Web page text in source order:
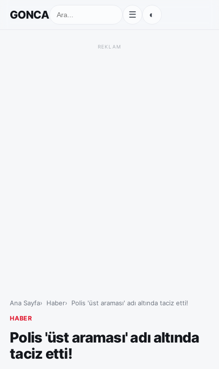
GONCA ☰ ◐
REKLAM
Ana Sayfa Haber Polis 'üst araması' adı altında taciz etti!
HABER
Polis 'üst araması' adı altında
taciz etti!